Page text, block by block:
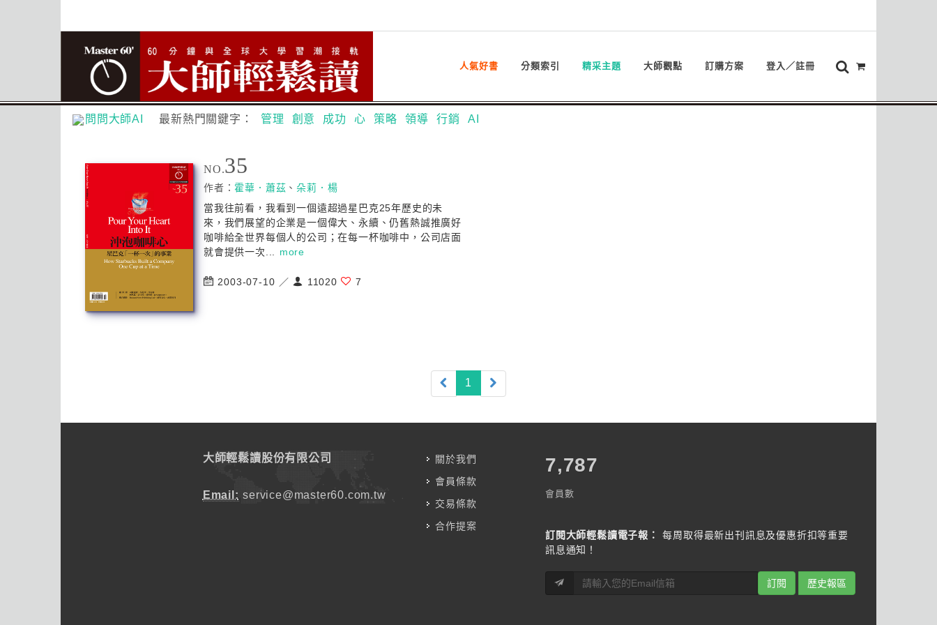
人氣好書 分類索引 精采主題 大師觀點 訂購方案 登入／註冊
問問大師AI 最新熱門關鍵字： 管理 創意 成功 心 策略 領導 行銷 AI
NO.35
作者： 霍華．蕭茲 、朵莉．楊
當我往前看，我看到一個遠超過星巴克25年歷史的未
來，我們展望的企業是一個偉大、永續、仍舊熱誠推廣好
咖啡給全世界每個人的公司；在每一杯咖啡中，公司店面
就會提供一次... more
2003-07-10 ／ 11020 7
1 (current)
大師輕鬆讀股份有限公司
Email: service@master60.com.tw
關於我們
會員條款
交易條款
合作提案
7,787
會員數
訂閱大師輕鬆讀電子報：
每周取得最新出刊訊息及優惠折扣等重要
訊息通知！
訂閱 歷史報區